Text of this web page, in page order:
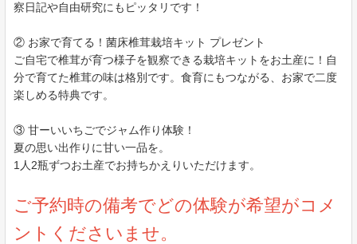
察日記や自由研究にもピッタリです！
② お家で育てる！菌床椎茸栽培キット プレゼント
ご自宅で椎茸が育つ様子を観察できる栽培キットをお土産に！自
分で育てた椎茸の味は格別です。食育にもつながる、お家で二度
楽しめる特典です。
③ 甘ーいいちごでジャム作り体験！
夏の思い出作りに甘い一品を。
1人2瓶ずつお土産でお持ちかえりいただけます。
ご予約時の備考でどの体験が希望がコメ
ントくださいませ。